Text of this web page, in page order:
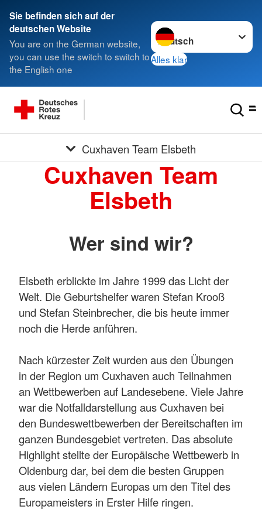
Sie befinden sich auf der
deutschen Website
You are on the German website,
you can use the switch to switch to
the English one
Sprache wechseln zu
Alles klar
Cuxhaven Team Elsbeth
Cuxhaven Team
Elsbeth
Wer sind wir?
Elsbeth erblickte im Jahre 1999 das Licht der
Welt. Die Geburtshelfer waren Stefan Krooß
und Stefan Steinbrecher, die bis heute immer
noch die Herde anführen.
Nach kürzester Zeit wurden aus den Übungen
in der Region um Cuxhaven auch Teilnahmen
an Wettbewerben auf Landesebene. Viele Jahre
war die Notfalldarstellung aus Cuxhaven bei
den Bundeswettbewerben der Bereitschaften im
ganzen Bundesgebiet vertreten. Das absolute
Highlight stellte der Europäische Wettbewerb in
Oldenburg dar, bei dem die besten Gruppen
aus vielen Ländern Europas um den Titel des
Europameisters in Erster Hilfe ringen.